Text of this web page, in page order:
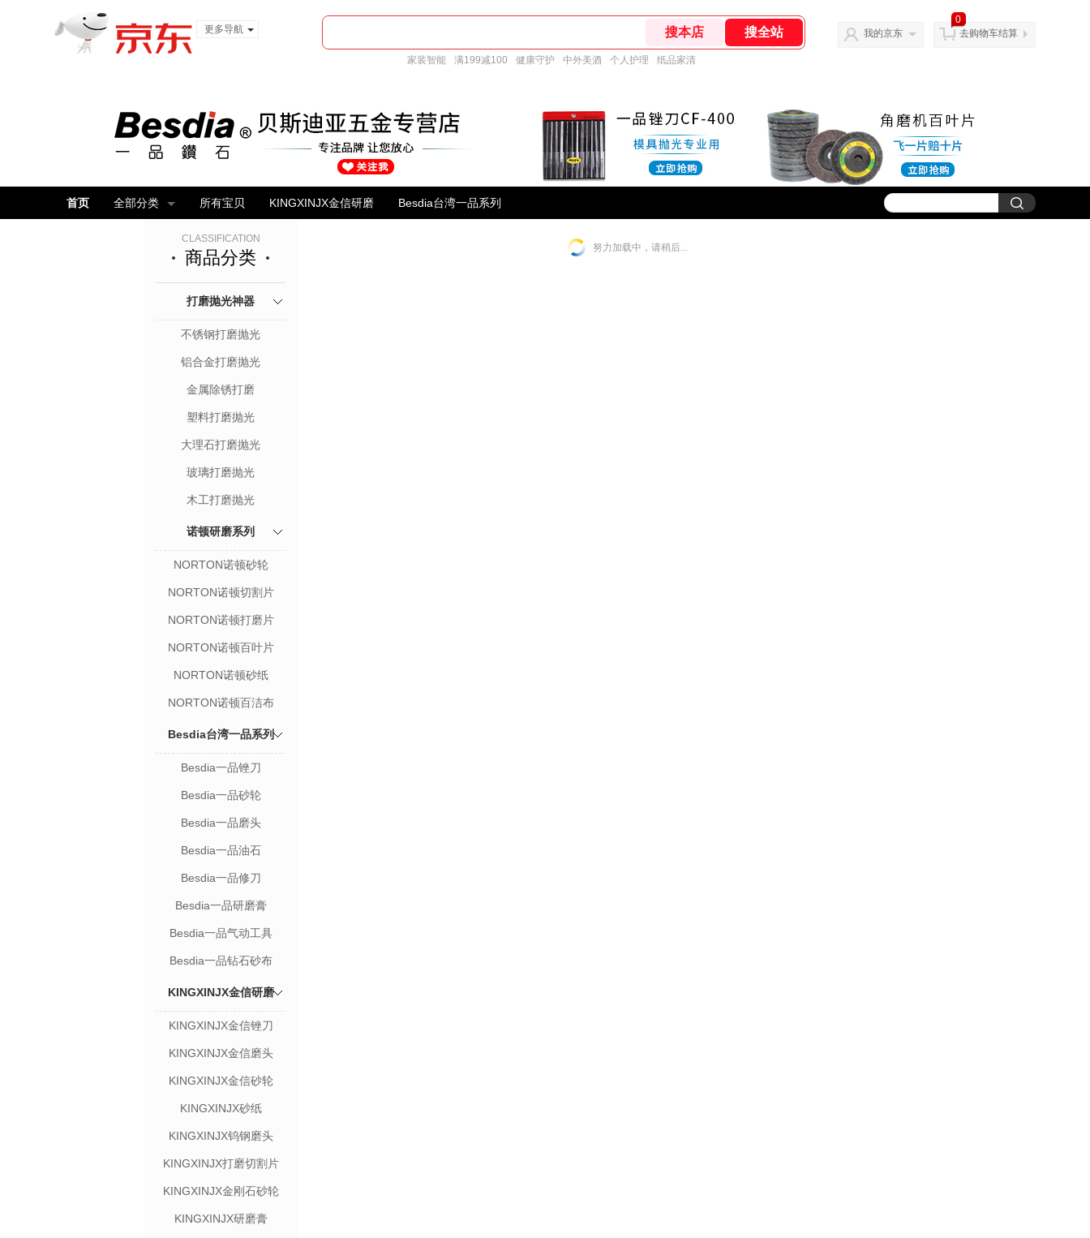
更多导航
家装智能 满199减100 健康守护 中外美酒 个人护理 纸品家清
我的京东
0
去购物车结算
首页 全部分类 所有宝贝 KINGXINJX金信研磨 Besdia台湾一品系列
CLASSIFICATION
商品分类
打磨抛光神器
不锈钢打磨抛光
铝合金打磨抛光
金属除锈打磨
塑料打磨抛光
大理石打磨抛光
玻璃打磨抛光
木工打磨抛光
诺顿研磨系列
NORTON诺顿砂轮
NORTON诺顿切割片
NORTON诺顿打磨片
NORTON诺顿百叶片
NORTON诺顿砂纸
NORTON诺顿百洁布
Besdia台湾一品系列
Besdia一品锉刀
Besdia一品砂轮
Besdia一品磨头
Besdia一品油石
Besdia一品修刀
Besdia一品研磨膏
Besdia一品气动工具
Besdia一品钻石砂布
KINGXINJX金信研磨
KINGXINJX金信锉刀
KINGXINJX金信磨头
KINGXINJX金信砂轮
KINGXINJX砂纸
KINGXINJX钨钢磨头
KINGXINJX打磨切割片
KINGXINJX金刚石砂轮
KINGXINJX研磨膏
努力加载中，请稍后...